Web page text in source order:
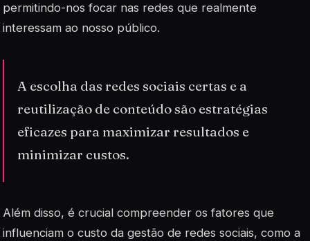
permitindo-nos focar nas redes que realmente
interessam ao nosso público.
A escolha das redes sociais certas e a
reutilização de conteúdo são estratégias
eficazes para maximizar resultados e
minimizar custos.
Além disso, é crucial compreender os fatores que
influenciam o custo da gestão de redes sociais, como a